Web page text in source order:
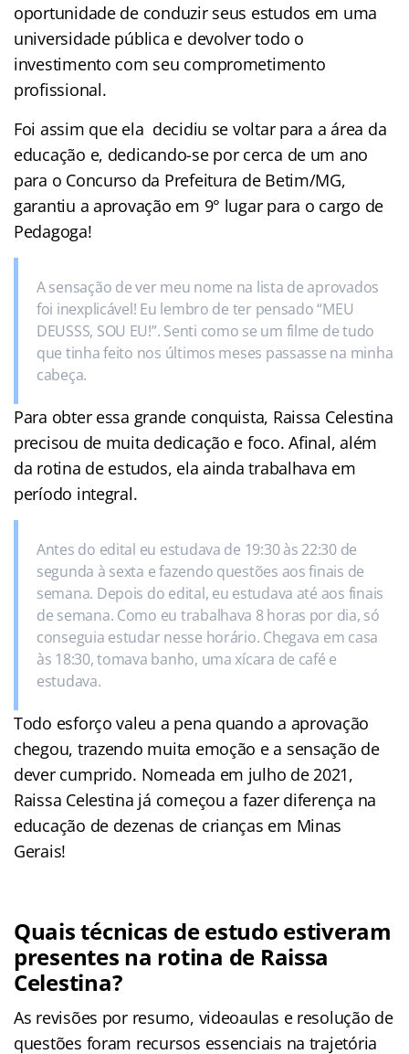
oportunidade de conduzir seus estudos em uma
universidade pública e devolver todo o
investimento com seu comprometimento
profissional.
Foi assim que ela decidiu se voltar para a área da
educação e, dedicando-se por cerca de um ano
para o Concurso da Prefeitura de Betim/MG,
garantiu a aprovação em 9° lugar para o cargo de
Pedagoga!
A sensação de ver meu nome na lista de aprovados
foi inexplicável! Eu lembro de ter pensado “MEU
DEUSSS, SOU EU!”. Senti como se um filme de tudo
que tinha feito nos últimos meses passasse na minha
cabeça.
Para obter essa grande conquista, Raissa Celestina
precisou de muita dedicação e foco. Afinal, além
da rotina de estudos, ela ainda trabalhava em
período integral.
Antes do edital eu estudava de 19:30 às 22:30 de
segunda à sexta e fazendo questões aos finais de
semana. Depois do edital, eu estudava até aos finais
de semana. Como eu trabalhava 8 horas por dia, só
conseguia estudar nesse horário. Chegava em casa
às 18:30, tomava banho, uma xícara de café e
estudava.
Todo esforço valeu a pena quando a aprovação
chegou, trazendo muita emoção e a sensação de
dever cumprido. Nomeada em julho de 2021,
Raissa Celestina já começou a fazer diferença na
educação de dezenas de crianças em Minas
Gerais!
Quais técnicas de estudo estiveram
presentes na rotina de Raissa
Celestina?
As revisões por resumo, videoaulas e resolução de
questões foram recursos essenciais na trajetória